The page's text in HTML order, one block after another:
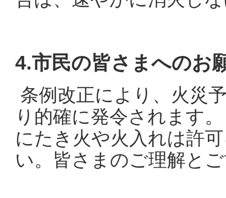
4.市民の皆さまへのお
条例改正により、火災
り的確に発令されます
にたき火や火入れは許
い。皆さまのご理解と